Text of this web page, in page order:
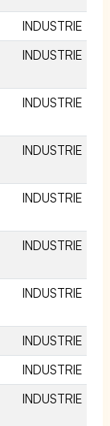
INDUSTRIE
INDUSTRIE
INDUSTRIE
INDUSTRIE
INDUSTRIE
INDUSTRIE
INDUSTRIE
INDUSTRIE
INDUSTRIE
INDUSTRIE